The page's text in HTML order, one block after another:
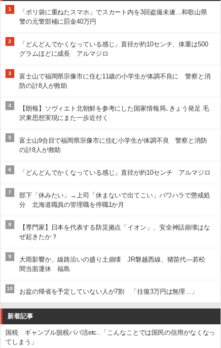
1
「ポリ袋に重ねたスマホ」でスカート内を3回盗撮未遂…和歌山県
警の元警部補に罰金40万円
2
「どんどんでかくなっている感じ」直径が約10センチ、体重は500
グラムほどに成長 アルマジロ
3
富士山で福岡県宗像市に住む11歳の小学生が体調不良に 警察と消
防の計8人が救助
4
【朗報】ソヴィエト北朝鮮を参考にした国家情報局､きょう発足 毛
沢東思想実現にまた一歩近付く
5
富士山9合目で福岡県宗像市に住む小学生が体調不良 警察と消防
の計8人が救助
6 「どんどんでかくなっている感じ」直径が約10センチ アルマジロ
7
部下「休みたい」→上司「休まないで出てこい」パワハラで懲戒処
分 北海道職員の管理職を停職1か月
8
【専門家】日本を代表する防災拠点「イオン」、安全神話崩壊はな
ぜ起きたか？
9
大雨影響か、線路沿いの盛り土崩壊 JR磐越西線、猪苗代―若松
間当面運休 福島
10 お盆の帰省を予定していない人が7割 「往復3万円は無理…」
新着記事
国税 ギャンブル脱税パパ活etc..「こんなことでは国民の信用がなくなっ
てしまう」